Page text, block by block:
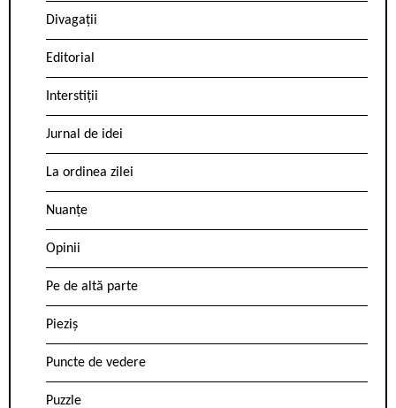
Divagații
Editorial
Interstiții
Jurnal de idei
La ordinea zilei
Nuanțe
Opinii
Pe de altă parte
Pieziș
Puncte de vedere
Puzzle